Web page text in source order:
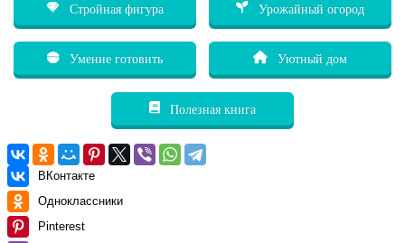
Стройная фигура Урожайный огород
Умение готовить Уютный дом
Полезная книга
ВКонтакте
Одноклассники
Pinterest